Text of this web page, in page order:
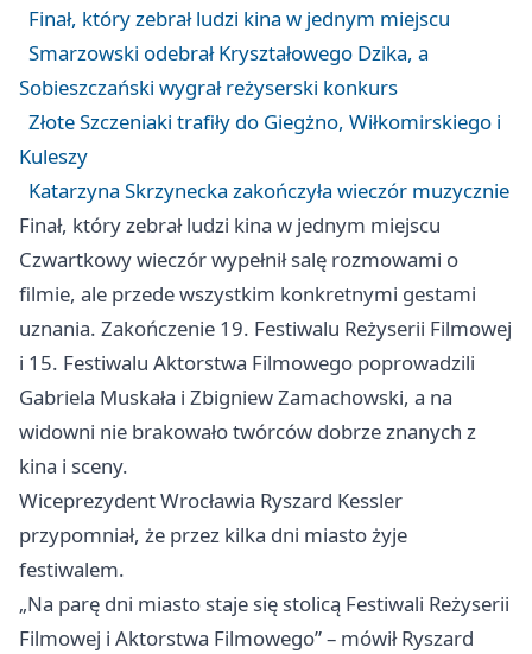
Finał, który zebrał ludzi kina w jednym miejscu
Smarzowski odebrał Kryształowego Dzika, a
Sobieszczański wygrał reżyserski konkurs
Złote Szczeniaki trafiły do Giegżno, Wiłkomirskiego i
Kuleszy
Katarzyna Skrzynecka zakończyła wieczór muzycznie
Finał, który zebrał ludzi kina w jednym miejscu
Czwartkowy wieczór wypełnił salę rozmowami o
filmie, ale przede wszystkim konkretnymi gestami
uznania. Zakończenie 19. Festiwalu Reżyserii Filmowej
i 15. Festiwalu Aktorstwa Filmowego poprowadzili
Gabriela Muskała i Zbigniew Zamachowski, a na
widowni nie brakowało twórców dobrze znanych z
kina i sceny.
Wiceprezydent Wrocławia Ryszard Kessler
przypomniał, że przez kilka dni miasto żyje
festiwalem.
„Na parę dni miasto staje się stolicą Festiwali Reżyserii
Filmowej i Aktorstwa Filmowego” – mówił Ryszard